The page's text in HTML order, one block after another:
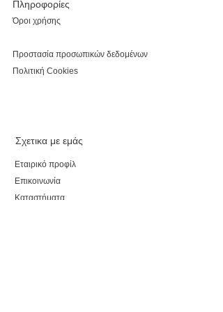
Πληροφορίες
Όροι χρήσης
Προστασία προσωπικών δεδομένων
Πολιτική Cookies
Σχετικα με εμάς
Εταιρικό προφίλ
Επικοινωνία
Καταστήματα